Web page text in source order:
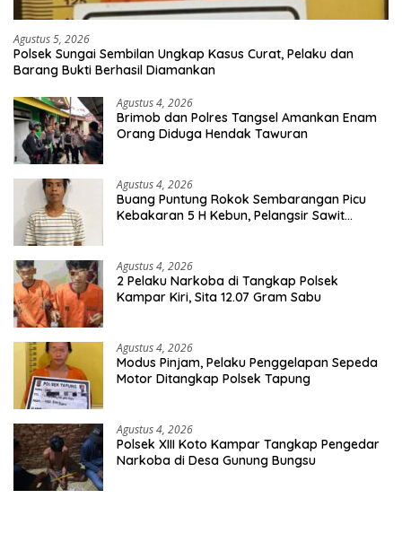
Agustus 5, 2026
Polsek Sungai Sembilan Ungkap Kasus Curat, Pelaku dan
Barang Bukti Berhasil Diamankan
Agustus 4, 2026
Brimob dan Polres Tangsel Amankan Enam
Orang Diduga Hendak Tawuran
Agustus 4, 2026
Buang Puntung Rokok Sembarangan Picu
Kebakaran 5 H Kebun, Pelangsir Sawit
Agustus 4, 2026
2 Pelaku Narkoba di Tangkap Polsek
Kampar Kiri, Sita 12.07 Gram Sabu
Agustus 4, 2026
Modus Pinjam, Pelaku Penggelapan Sepeda
Motor Ditangkap Polsek Tapung
Agustus 4, 2026
Polsek XIII Koto Kampar Tangkap Pengedar
Narkoba di Desa Gunung Bungsu